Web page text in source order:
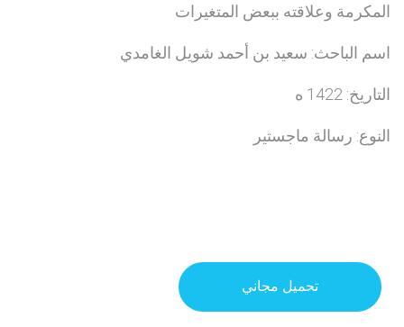
المكرمة وعلاقته ببعض المتغيرات
اسم الباحث: سعيد بن أحمد شويل الغامدي
التاريخ: 1422 ه
النوع: رسالة ماجستير
تحميل مجاني